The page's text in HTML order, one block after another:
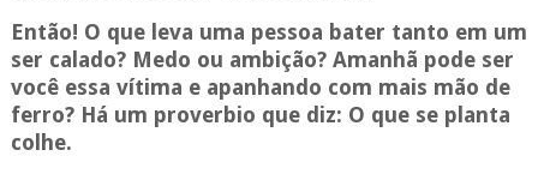
Então! O que leva uma pessoa bater tanto em um
ser calado? Medo ou ambição? Amanhã pode ser
você essa vítima e apanhando com mais mão de
ferro? Há um proverbio que diz: O que se planta
colhe.